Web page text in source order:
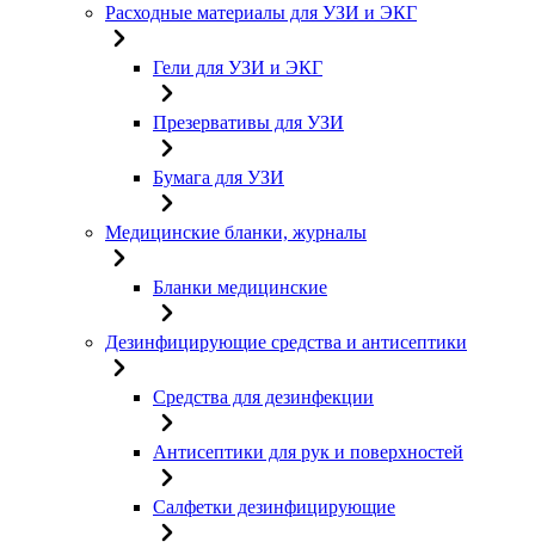
Расходные материалы для УЗИ и ЭКГ
Гели для УЗИ и ЭКГ
Презервативы для УЗИ
Бумага для УЗИ
Медицинские бланки, журналы
Бланки медицинские
Дезинфицирующие средства и антисептики
Средства для дезинфекции
Антисептики для рук и поверхностей
Салфетки дезинфицирующие